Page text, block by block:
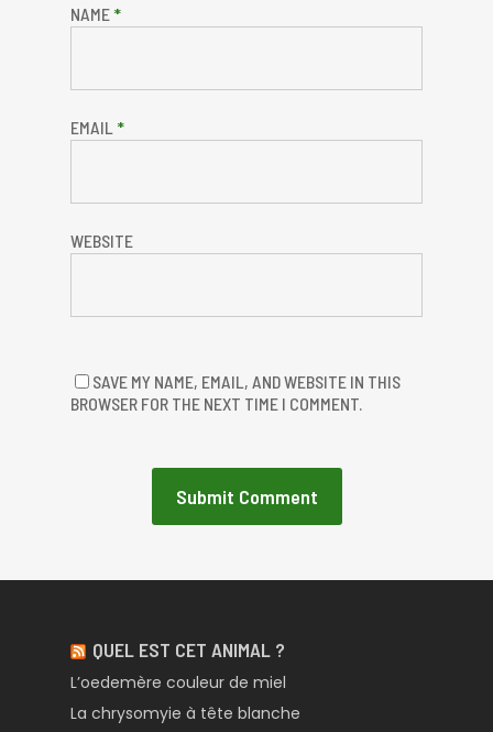
NAME *
EMAIL *
WEBSITE
SAVE MY NAME, EMAIL, AND WEBSITE IN THIS
BROWSER FOR THE NEXT TIME I COMMENT.
QUEL EST CET ANIMAL ?
L’oedemère couleur de miel
La chrysomyie à tête blanche